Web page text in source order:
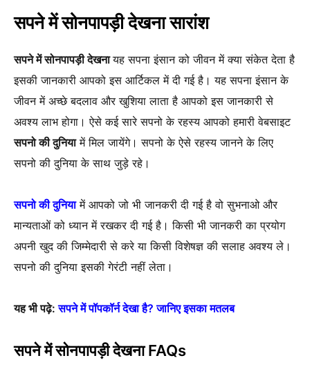
सपने में सोनपापड़ी देखना सारांश
सपने में सोनपापड़ी देखनायह सपना इंसान को जीवन में क्या संकेत देता है
इसकी जानकारी आपको इस आर्टिकल में दी गई है। यह सपना इंसान के
जीवन में अच्छे बदलाव और खुशिया लाता है आपको इस जानकारी से
अवश्य लाभ होगा। ऐसे कई सारे सपनो के रहस्य आपको हमारी वेबसाइट
सपनो की दुनियामें मिल जायेंगे। सपनो के ऐसे रहस्य जानने के लिए
सपनो की दुनिया के साथ जुड़े रहे।
सपनो की दुनियामें आपको जो भी जानकरी दी गई है वो सुभनाओ और
मान्यताओं को ध्यान में रखकर दी गई है। किसी भी जानकरी का प्रयोग
अपनी खुद की जिम्मेदारी से करे या किसी विशेषज्ञ की सलाह अवश्य ले।
सपनो की दुनिया इसकी गेरंटी नहीं लेता।
यह भी पढ़े:सपने में पॉपकॉर्न देखा है? जानिए इसका मतलब
सपने में सोनपापड़ी देखना FAQs